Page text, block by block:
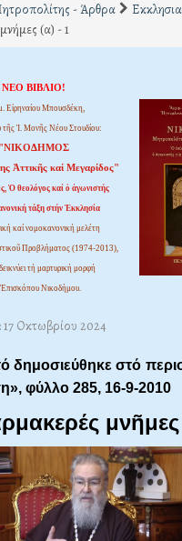
- Άρθρα
(α) - 1
ΝΕΟ ΒΙΒΛΙΟ!
Εἰρηναίου Μπουσδέκη,
τῆς Ἱ. Μονῆς Νέου Στουδίου:
"ΝΙΚΟΔΗΜΟΣ
Ἀττικῆς καί Μεγαρίδος"
Ὁ θεολόγος καί ὁ ἀγωνιστής
τάξη στήν Ἐκκλησία
καί νομοκανονική μελέτη
Προβλήματος (1974-2013),
τή μαρτυρική μορφή
Νικοδήμου.
17 Οκτωβρίου 2024
δημοσιεύθηκε στό
φύλλο 285, 16-9-2010